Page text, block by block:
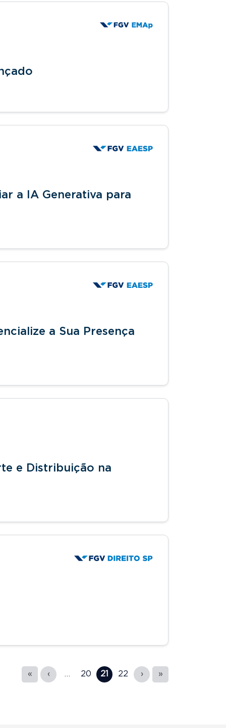
a IA Generativa para
a Sua Presença
e Distribuição na
« ‹ … 20 21 22 › »